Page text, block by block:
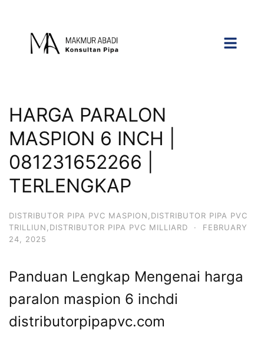
HARGA PARALON
MASPION 6 INCH |
081231652266 |
TERLENGKAP
DISTRIBUTOR PIPA PVC MASPION,DISTRIBUTOR PIPA PVC
TRILLIUN,DISTRIBUTOR PIPA PVC MILLIARD
·
FEBRUARY
24, 2025
Panduan Lengkap Mengenai harga
paralon maspion 6 inchdi
distributorpipapvc.com